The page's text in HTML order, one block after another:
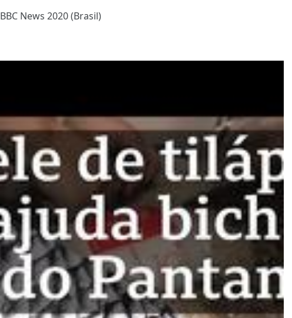
BBC News 2020 (Brasil)